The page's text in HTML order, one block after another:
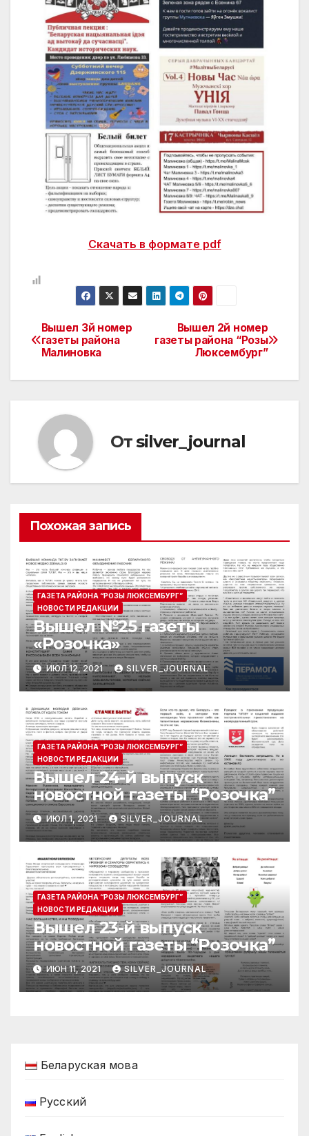
Скачать в формате pdf
Навигация
по
Вышел 2й номер
газеты района “Розы
Люксембург”
Вышел 3й номер
газеты района
Малиновка
Отsilver_journal
Похожая запись
ГАЗЕТА РАЙОНА “РОЗЫ ЛЮКСЕМБУРГ”
НОВОСТИ РЕДАКЦИИ
Вышел №25 газеты
«Розочка»
ИЮЛ 12, 2021 SILVER_JOURNAL
ГАЗЕТА РАЙОНА “РОЗЫ ЛЮКСЕМБУРГ”
НОВОСТИ РЕДАКЦИИ
Вышел 24-й выпуск
новостной газеты “Розочка”
ИЮЛ 1, 2021 SILVER_JOURNAL
ГАЗЕТА РАЙОНА “РОЗЫ ЛЮКСЕМБУРГ”
НОВОСТИ РЕДАКЦИИ
Вышел 23-й выпуск
новостной газеты “Розочка”
ИЮН 11, 2021 SILVER_JOURNAL
Беларуская мова
Русский